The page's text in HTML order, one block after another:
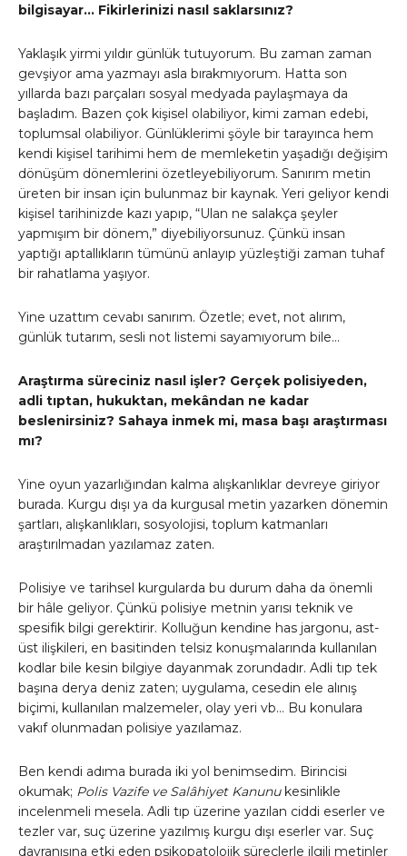
bilgisayar… Fikirlerinizi nasıl saklarsınız?
Yaklaşık yirmi yıldır günlük tutuyorum. Bu zaman zaman
gevşiyor ama yazmayı asla bırakmıyorum. Hatta son
yıllarda bazı parçaları sosyal medyada paylaşmaya da
başladım. Bazen çok kişisel olabiliyor, kimi zaman edebi,
toplumsal olabiliyor. Günlüklerimi şöyle bir tarayınca hem
kendi kişisel tarihimi hem de memleketin yaşadığı değişim
dönüşüm dönemlerini özetleyebiliyorum. Sanırım metin
üreten bir insan için bulunmaz bir kaynak. Yeri geliyor kendi
kişisel tarihinizde kazı yapıp, “Ulan ne salakça şeyler
yapmışım bir dönem,” diyebiliyorsunuz. Çünkü insan
yaptığı aptallıkların tümünü anlayıp yüzleştiği zaman tuhaf
bir rahatlama yaşıyor.
Yine uzattım cevabı sanırım. Özetle; evet, not alırım,
günlük tutarım, sesli not listemi sayamıyorum bile…
Araştırma süreciniz nasıl işler? Gerçek polisiyeden,
adli tıptan, hukuktan, mekândan ne kadar
beslenirsiniz? Sahaya inmek mi, masa başı araştırması
mı?
Yine oyun yazarlığından kalma alışkanlıklar devreye giriyor
burada. Kurgu dışı ya da kurgusal metin yazarken dönemin
şartları, alışkanlıkları, sosyolojisi, toplum katmanları
araştırılmadan yazılamaz zaten.
Polisiye ve tarihsel kurgularda bu durum daha da önemli
bir hâle geliyor. Çünkü polisiye metnin yarısı teknik ve
spesifik bilgi gerektirir. Kolluğun kendine has jargonu, ast-
üst ilişkileri, en basitinden telsiz konuşmalarında kullanılan
kodlar bile kesin bilgiye dayanmak zorundadır. Adli tıp tek
başına derya deniz zaten; uygulama, cesedin ele alınış
biçimi, kullanılan malzemeler, olay yeri vb… Bu konulara
vakıf olunmadan polisiye yazılamaz.
Ben kendi adıma burada iki yol benimsedim. Birincisi
okumak; Polis Vazife ve Salâhiyet Kanunukesinlikle
incelenmeli mesela. Adli tıp üzerine yazılan ciddi eserler ve
tezler var, suç üzerine yazılmış kurgu dışı eserler var. Suç
davranışına etki eden psikopatolojik süreçlerle ilgili metinler